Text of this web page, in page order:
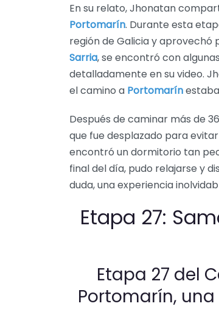
En su relato, Jhonatan
Portomarín. Durante esta
región de Galicia y aprovechó
Sarria, se encontró con
detalladamente en su video.
el camino a Portomarín
Después de caminar más de
que fue desplazado para
encontró un dormitorio tan
final del día, pudo relajarse y
duda, una experiencia
Etapa 27:
Etapa 27 del
Portomarín,